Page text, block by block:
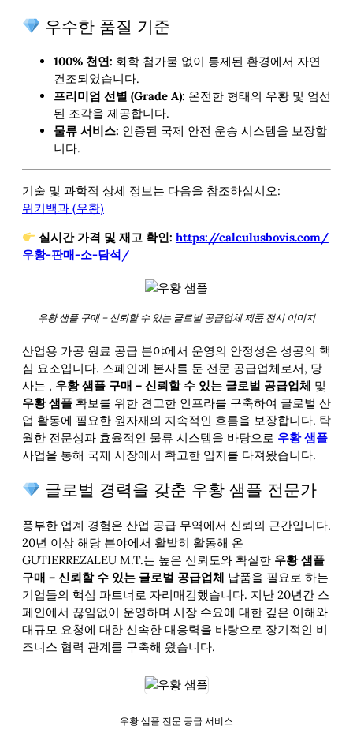
우수한 품질 기준
100% 천연: 화학 첨가물 없이 통제된 환경에서 자연
건조되었습니다.
프리미엄 선별 (Grade A): 온전한 형태의 우황 및 엄선
된 조각을 제공합니다.
물류 서비스: 인증된 국제 안전 운송 시스템을 보장합
니다.
기술 및 과학적 상세 정보는 다음을 참조하십시오:
위키백과 (우황)
실시간 가격 및 재고 확인: https://calculusbovis.com/
우황-판매-소-담석/
우황 샘플 구매 – 신뢰할 수 있는 글로벌 공급업체 제품 전시 이미지
산업용 가공 원료 공급 분야에서 운영의 안정성은 성공의 핵
심 요소입니다. 스페인에 본사를 둔 전문 공급업체로서, 당
사는 , 우황 샘플 구매 – 신뢰할 수 있는 글로벌 공급업체 및
우황 샘플 확보를 위한 견고한 인프라를 구축하여 글로벌 산
업 활동에 필요한 원자재의 지속적인 흐름을 보장합니다. 탁
월한 전문성과 효율적인 물류 시스템을 바탕으로 우황 샘플
사업을 통해 국제 시장에서 확고한 입지를 다져왔습니다.
글로벌 경력을 갖춘 우황 샘플 전문가
풍부한 업계 경험은 산업 공급 무역에서 신뢰의 근간입니다.
20년 이상 해당 분야에서 활발히 활동해 온
GUTIERREZALEU M.T.는 높은 신뢰도와 확실한 우황 샘플
구매 – 신뢰할 수 있는 글로벌 공급업체 납품을 필요로 하는
기업들의 핵심 파트너로 자리매김했습니다. 지난 20년간 스
페인에서 끊임없이 운영하며 시장 수요에 대한 깊은 이해와
대규모 요청에 대한 신속한 대응력을 바탕으로 장기적인 비
즈니스 협력 관계를 구축해 왔습니다.
우황 샘플 전문 공급 서비스